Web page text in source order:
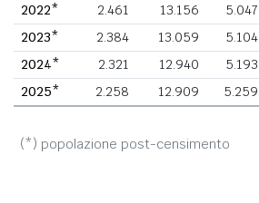
2022*
2.461 13.156 5.047
2023*
2.384 13.059 5.104
2024*
2.321 12.940 5.193
2025*
2.258 12.909 5.259
(*) popolazione post-censimento